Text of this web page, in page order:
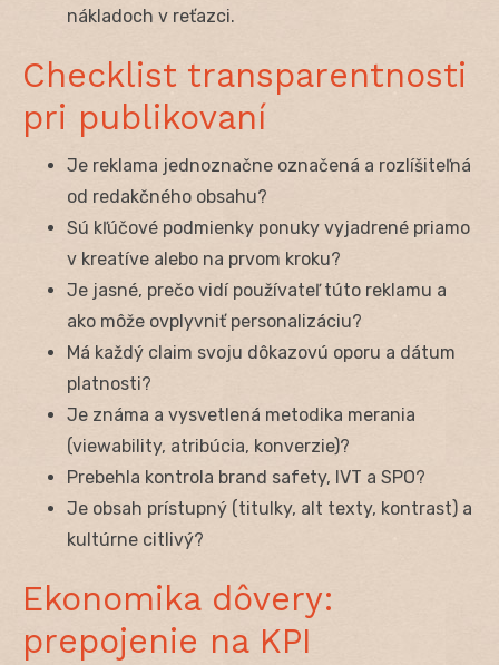
nákladoch v reťazci.
Checklist transparentnosti
pri publikovaní
Je reklama jednoznačne označená a rozlíšiteľná
od redakčného obsahu?
Sú kľúčové podmienky ponuky vyjadrené priamo
v kreatíve alebo na prvom kroku?
Je jasné, prečo vidí používateľ túto reklamu a
ako môže ovplyvniť personalizáciu?
Má každý claim svoju dôkazovú oporu a dátum
platnosti?
Je známa a vysvetlená metodika merania
(viewability, atribúcia, konverzie)?
Prebehla kontrola brand safety, IVT a SPO?
Je obsah prístupný (titulky, alt texty, kontrast) a
kultúrne citlivý?
Ekonomika dôvery:
prepojenie na KPI